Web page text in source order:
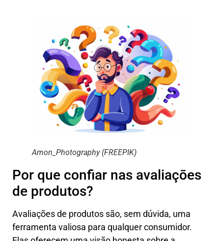
Amon_Photography (FREEPIK)
Por que confiar nas avaliações
de produtos?
Avaliações de produtos são, sem dúvida, uma
ferramenta valiosa para qualquer consumidor.